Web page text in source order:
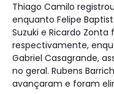
Thiago Camilo
enquanto Felipe
Suzuki e Ricardo
respectivamente,
Gabriel Casagrande,
no geral. Rubens
avançaram e foram